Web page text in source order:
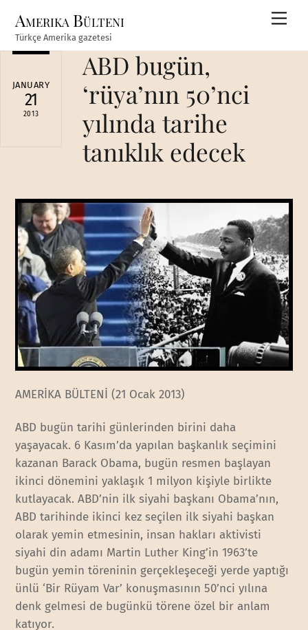
content
Amerika Bülteni
Türkçe Amerika gazetesi
JANUARY
21
2013
ABD bugün,
‘rüya’nın 50’nci
yılında tarihe
tanıklık edecek
AMERİKA BÜLTENİ (21 Ocak 2013)
ABD bugün tarihi günlerinden birini daha
yaşayacak. 6 Kasım’da yapılan başkanlık seçimini
kazanan Barack Obama, bugün resmen başlayan
ikinci dönemini yaklaşık 1 milyon kişiyle birlikte
kutlayacak. ABD’nin ilk siyahi başkanı Obama’nın,
ABD tarihinde ikinci kez seçilen ilk siyahi başkan
olarak yemin etmesinin, insan hakları aktivisti
siyahi din adamı Martin Luther King’in 1963’te
bugün yemin töreninin gerçekleşeceği yerde yaptığı
ünlü ‘Bir Rüyam Var’ konuşmasının 50’nci yılına
denk gelmesi de bugünkü törene özel bir anlam
katıyor.